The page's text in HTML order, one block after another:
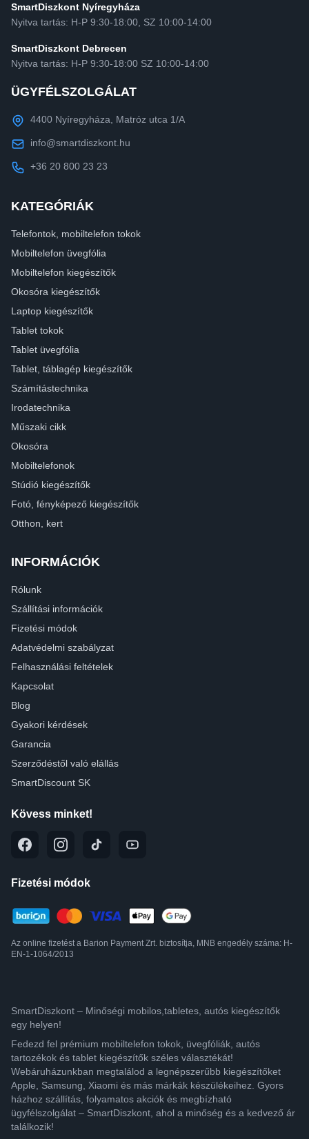
SmartDiszkont Nyíregyháza
Nyitva tartás: H-P 9:30-18:00, SZ 10:00-14:00
SmartDiszkont Debrecen
Nyitva tartás: H-P 9:30-18:00 SZ 10:00-14:00
ÜGYFÉLSZOLGÁLAT
4400 Nyíregyháza, Matróz utca 1/A
info@smartdiszkont.hu
+36 20 800 23 23
KATEGÓRIÁK
Telefontok, mobiltelefon tokok
Mobiltelefon üvegfólia
Mobiltelefon kiegészítők
Okosóra kiegészítők
Laptop kiegészítők
Tablet tokok
Tablet üvegfólia
Tablet, táblagép kiegészítők
Számítástechnika
Irodatechnika
Műszaki cikk
Okosóra
Mobiltelefonok
Stúdió kiegészítők
Fotó, fényképező kiegészítők
Otthon, kert
INFORMÁCIÓK
Rólunk
Szállítási információk
Fizetési módok
Adatvédelmi szabályzat
Felhasználási feltételek
Kapcsolat
Blog
Gyakori kérdések
Garancia
Szerződéstől való elállás
SmartDiscount SK
Kövess minket!
Fizetési módok
Az online fizetést a Barion Payment Zrt. biztosítja, MNB engedély száma: H-
EN-1-1064/2013
SmartDiszkont – Minőségi mobilos,tabletes, autós kiegészítők
egy helyen!
Fedezd fel prémium mobiltelefon tokok, üvegfóliák, autós
tartozékok és tablet kiegészítők széles választékát!
Webáruházunkban megtalálod a legnépszerűbb kiegészítőket
Apple, Samsung, Xiaomi és más márkák készülékeihez. Gyors
házhoz szállítás, folyamatos akciók és megbízható
ügyfélszolgálat – SmartDiszkont, ahol a minőség és a kedvező ár
találkozik!